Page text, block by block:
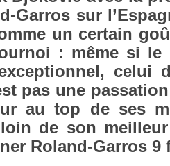
Garros sur
un cer­tain
: même si le
celui
pas une
au top de ses
de son
Roland-Garros 9